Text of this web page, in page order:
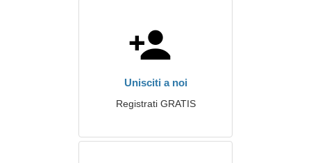
Unisciti a noi
Registrati GRATIS